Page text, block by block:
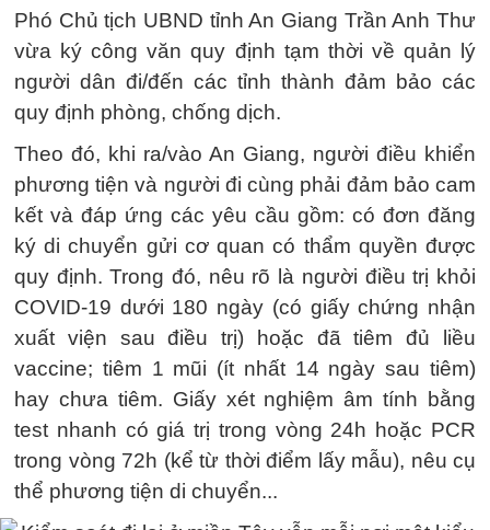
Phó Chủ tịch UBND tỉnh An Giang Trần Anh Thư
vừa ký công văn quy định tạm thời về quản lý
người dân đi/đến các tỉnh thành đảm bảo các
quy định phòng, chống dịch.
Theo đó, khi ra/vào An Giang, người điều khiển
phương tiện và người đi cùng phải đảm bảo cam
kết và đáp ứng các yêu cầu gồm: có đơn đăng
ký di chuyển gửi cơ quan có thẩm quyền được
quy định. Trong đó, nêu rõ là người điều trị khỏi
COVID-19 dưới 180 ngày (có giấy chứng nhận
xuất viện sau điều trị) hoặc đã tiêm đủ liều
vaccine; tiêm 1 mũi (ít nhất 14 ngày sau tiêm)
hay chưa tiêm. Giấy xét nghiệm âm tính bằng
test nhanh có giá trị trong vòng 24h hoặc PCR
trong vòng 72h (kể từ thời điểm lấy mẫu), nêu cụ
thể phương tiện di chuyển...